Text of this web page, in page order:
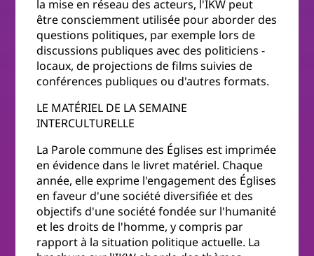
la mise en réseau des acteurs, l'IKW peut
être consciemment utilisée pour aborder des
questions politiques, par exemple lors de
discussions publiques avec des politiciens ­
locaux, de projections de films suivies de
conférences publiques ou d'autres formats.
LE MATÉRIEL DE LA SEMAINE
INTERCULTURELLE
La Parole commune des Églises est imprimée
en évidence dans le livret matériel. Chaque
année, elle exprime l'engagement des Églises
en faveur d'une société diversifiée et des
objectifs d'une société fondée sur l'humanité
et les droits de l'homme, y compris par
rapport à la situation politique actuelle. La